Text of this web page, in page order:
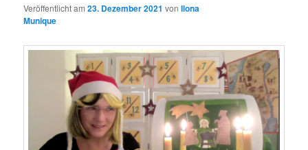
Veröffentlicht am23. Dezember 2021 vonIlona
Munique